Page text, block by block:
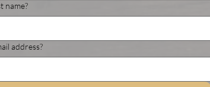
name?
address?